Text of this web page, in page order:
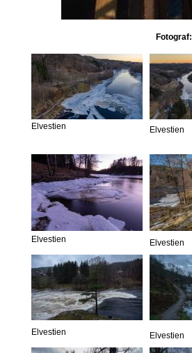
Fotograf:
Elvestien Elvestien
Elvestien Elvestien
Elvestien Elvestien